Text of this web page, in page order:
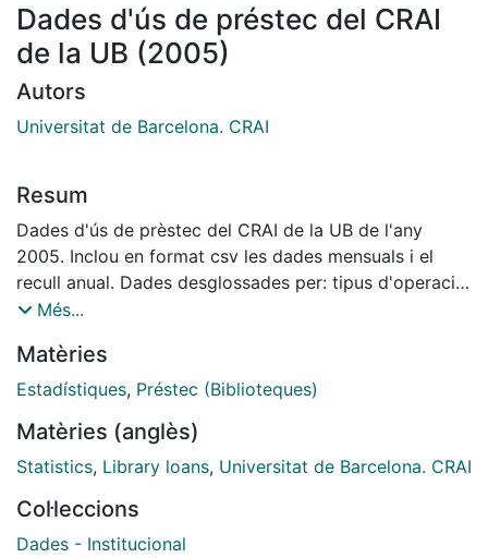
Dades d'ús de préstec del CRAI
de la UB (2005)
Autors
Universitat de Barcelona. CRAI
Resum
Dades d'ús de prèstec del CRAI de la UB de l'any
2005. Inclou en format csv les dades mensuals i el
recull anual. Dades desglossades per: tipus d'operació,
tipus de lector, per tipus de material, per llengua i any
Més...
Matèries
Estadístiques, Préstec (Biblioteques)
Matèries (anglès)
Statistics, Library loans, Universitat de Barcelona. CRAI
Col·leccions
Dades - Institucional